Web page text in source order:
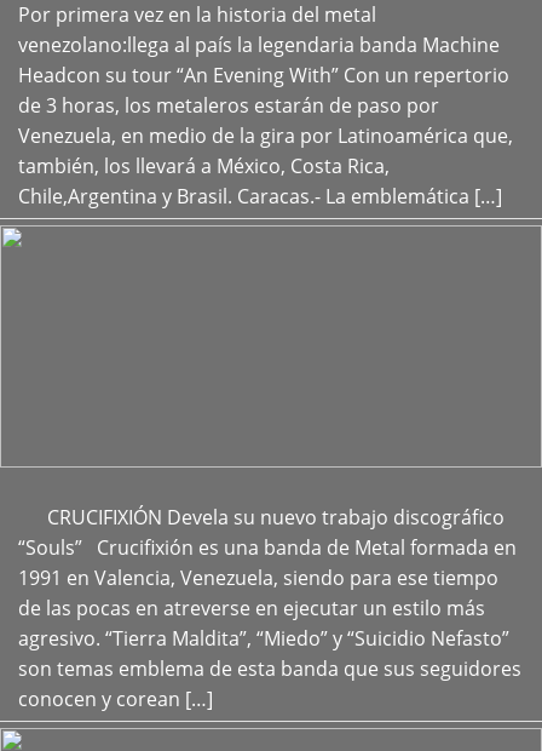
Por primera vez en la historia del metal
venezolano:llega al país la legendaria banda Machine
Headcon su tour “An Evening With” Con un repertorio
de 3 horas, los metaleros estarán de paso por
Venezuela, en medio de la gira por Latinoamérica que,
también, los llevará a México, Costa Rica,
Chile,Argentina y Brasil. Caracas.- La emblemática […]
+
CRUCIFIXIÓN Devela su nuevo trabajo discográfico
“Souls” Crucifixión es una banda de Metal formada en
1991 en Valencia, Venezuela, siendo para ese tiempo
de las pocas en atreverse en ejecutar un estilo más
agresivo. “Tierra Maldita”, “Miedo” y “Suicidio Nefasto”
son temas emblema de esta banda que sus seguidores
conocen y corean […]
+